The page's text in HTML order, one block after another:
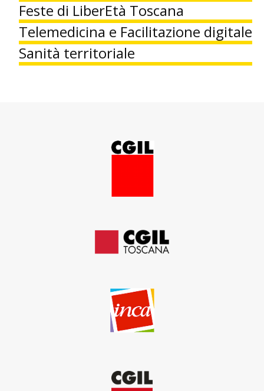
Feste di LiberEtà Toscana
Telemedicina e Facilitazione digitale
Sanità territoriale